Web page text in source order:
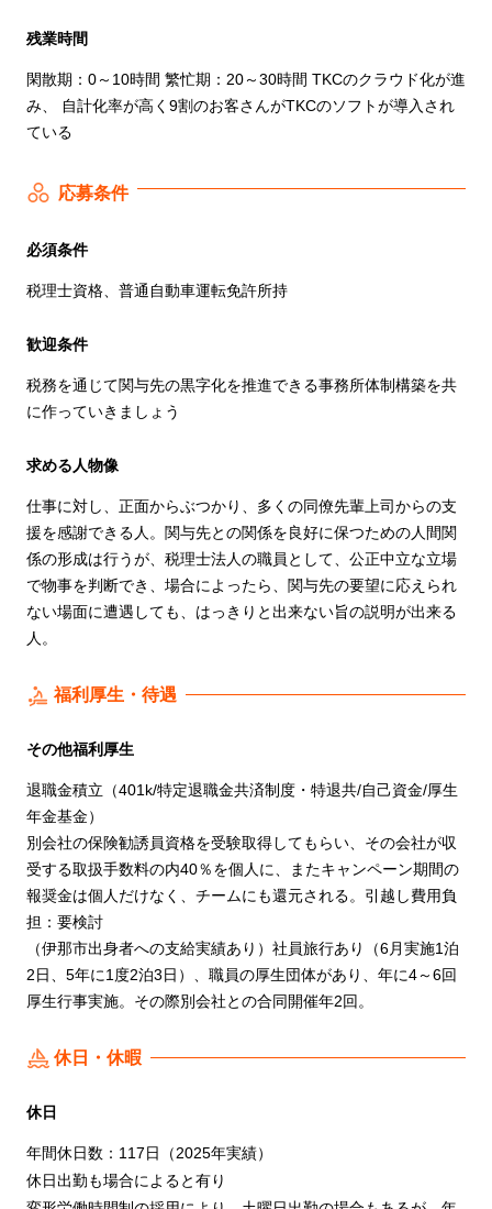
残業時間
閑散期：0～10時間 繁忙期：20～30時間 TKCのクラウド化が進
み、 自計化率が高く9割のお客さんがTKCのソフトが導入され
ている
応募条件
必須条件
税理士資格、普通自動車運転免許所持
歓迎条件
税務を通じて関与先の黒字化を推進できる事務所体制構築を共
に作っていきましょう
求める人物像
仕事に対し、正面からぶつかり、多くの同僚先輩上司からの支
援を感謝できる人。関与先との関係を良好に保つための人間関
係の形成は行うが、税理士法人の職員として、公正中立な立場
で物事を判断でき、場合によったら、関与先の要望に応えられ
ない場面に遭遇しても、はっきりと出来ない旨の説明が出来る
人。
福利厚生・待遇
その他福利厚生
退職金積立（401k/特定退職金共済制度・特退共/自己資金/厚生
年金基金）
別会社の保険勧誘員資格を受験取得してもらい、その会社が収
受する取扱手数料の内40％を個人に、またキャンペーン期間の
報奨金は個人だけなく、チームにも還元される。引越し費用負
担：要検討
（伊那市出身者への支給実績あり）社員旅行あり（6月実施1泊
2日、5年に1度2泊3日）、職員の厚生団体があり、年に4～6回
厚生行事実施。その際別会社との合同開催年2回。
休日・休暇
休日
年間休日数：117日（2025年実績）
休日出勤も場合によると有り